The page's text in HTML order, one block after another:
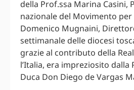
della Prof.ssa Marina Casini,
nazionale del Movimento per
Domenico Mugnaini,
settimanale delle diocesi
grazie al contributo della
l’Italia, era impreziosito dalla
Duca Don Diego de Vargas